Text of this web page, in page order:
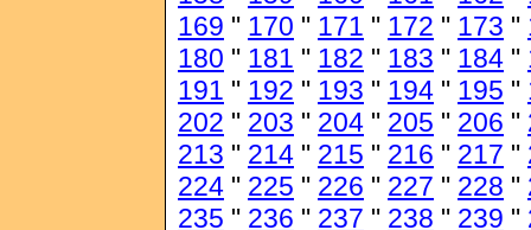
169 " 170 " 171 " 172 " 173 "
180 " 181 " 182 " 183 " 184 "
191 " 192 " 193 " 194 " 195 "
202 " 203 " 204 " 205 " 206 "
213 " 214 " 215 " 216 " 217 "
224 " 225 " 226 " 227 " 228 "
235 " 236 " 237 " 238 " 239 "